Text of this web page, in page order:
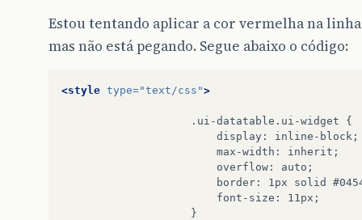
Estou tentando aplicar a cor vermelha na
mas não está pegando. Segue abaixo o código:
<style type="text/css">
.ui-datatable.ui-widget
display:
max-width:
overflow:
border:
1px
solid
font-size:
}